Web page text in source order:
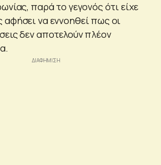
παρά το γεγονός ότι είχε
να εννοηθεί πως οι
δεν αποτελούν πλέον